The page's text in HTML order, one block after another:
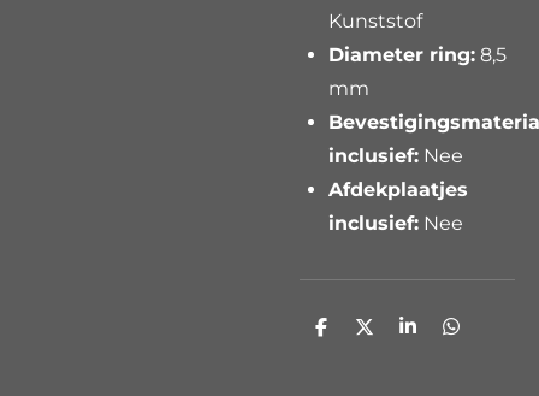
Kunststof
Diameter ring: 8,5
mm
inclusief: Nee
Afdekplaatjes
inclusief: Nee
D
D
S
D